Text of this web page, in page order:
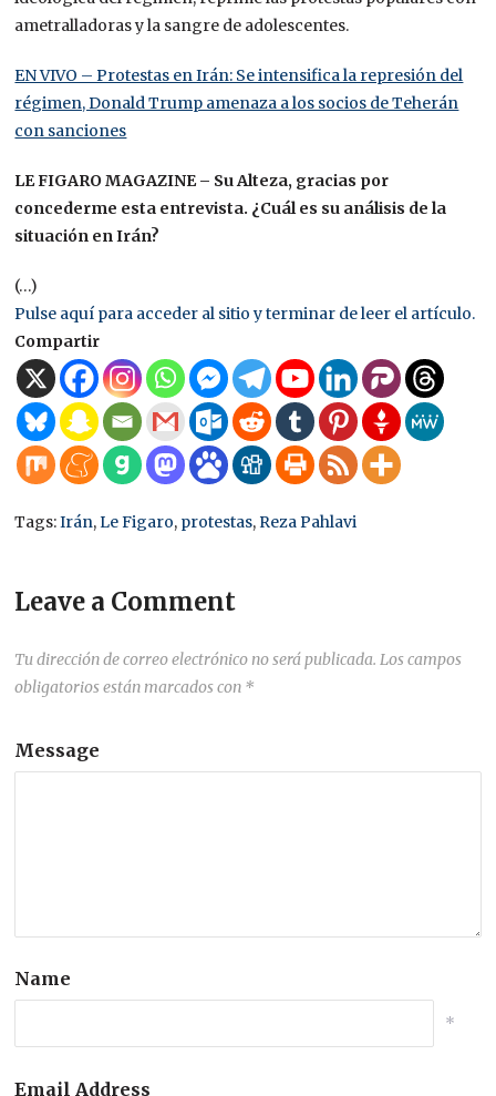
ametralladoras y la sangre de adolescentes.
EN VIVO – Protestas en Irán: Se intensifica la represión del
régimen, Donald Trump amenaza a los socios de Teherán
con sanciones
LE FIGARO MAGAZINE – Su Alteza, gracias por
concederme esta entrevista. ¿Cuál es su análisis de la
situación en Irán?
(…)
Pulse aquí para acceder al sitio y terminar de leer el artículo.
Compartir
Tags:Irán,Le Figaro, protestas,Reza Pahlavi
Leave a Comment
Tu dirección de correo electrónico no será publicada. Los campos
obligatorios están marcados con *
Message
Name
*
Email Address